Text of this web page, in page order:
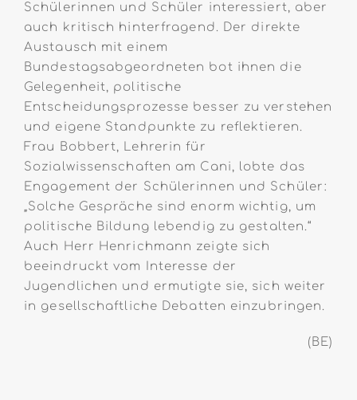
Schülerinnen und Schüler interessiert, aber
auch kritisch hinterfragend. Der direkte
Austausch mit einem
Bundestagsabgeordneten bot ihnen die
Gelegenheit, politische
Entscheidungsprozesse besser zu verstehen
und eigene Standpunkte zu reflektieren.
Frau Bobbert, Lehrerin für
Sozialwissenschaften am Cani, lobte das
Engagement der Schülerinnen und Schüler:
„Solche Gespräche sind enorm wichtig, um
politische Bildung lebendig zu gestalten.“
Auch Herr Henrichmann zeigte sich
beeindruckt vom Interesse der
Jugendlichen und ermutigte sie, sich weiter
in gesellschaftliche Debatten einzubringen.
(BE)